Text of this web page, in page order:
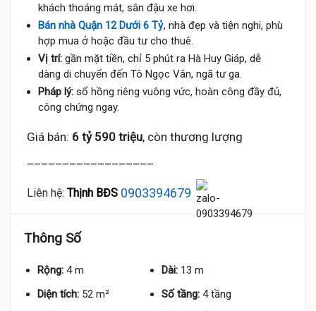
khách thoáng mát, sân đậu xe hơi.
Bán nhà Quận 12 Dưới 6 Tỷ, nhà đẹp và tiện nghi, phù
hợp mua ở hoặc đầu tư cho thuê.
Vị trí: gần mặt tiền, chỉ 5 phút ra Hà Huy Giáp, dễ
dàng di chuyển đến Tô Ngọc Vân, ngã tư ga.
Pháp lý: sổ hồng riêng vuông vức, hoàn công đầy đủ,
công chứng ngay.
Giá bán: 6 tỷ 590 triệu, còn thương lượng
Liên hệ: Thịnh BĐS 0903394679
Thông Số
Rộng: 4 m Dài: 13 m
Diện tích: 52 m² Số tầng: 4 tầng